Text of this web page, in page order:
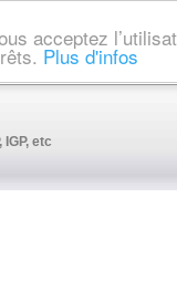
acceptez
Plus d'infos
etc